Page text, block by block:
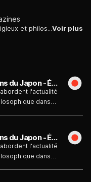
L'actualité d'un point de vue spirituel, religieux et philosophique.Voir plus
En quête d'esprit - Chrétiens du Japon - Émission du dimanche 9 août
l'actualité
dans
En quête d'esprit - Chrétiens du Japon - Émission du dimanche 9 août
l'actualité
dans